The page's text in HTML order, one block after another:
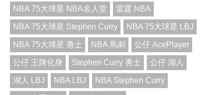
NBA 75大球星 NBA名人堂 雷霆 NBA
NBA 75大球星 Stephen Curry NBA 75大球星 LBJ
NBA 75大球星 勇士 NBA 馬刺 公仔 AcePlayer
公仔 王牌化身 Stephen Curry 勇士 公仔 湖人
湖人 LBJ NBA LBJ NBA Stephen Curry